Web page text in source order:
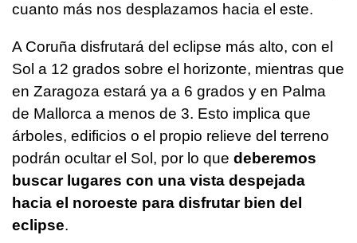
cuanto más nos desplazamos hacia el este.
A Coruña disfrutará del eclipse más alto, con el
Sol a 12 grados sobre el horizonte, mientras que
en Zaragoza estará ya a 6 grados y en Palma
de Mallorca a menos de 3. Esto implica que
árboles, edificios o el propio relieve del terreno
podrán ocultar el Sol, por lo que deberemos
buscar lugares con una vista despejada
hacia el noroeste para disfrutar bien del
eclipse.